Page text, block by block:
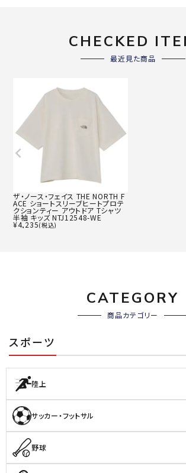
CHECKED
最近見た商品
ザ・ノース・フェイス THE NORTH F
ACE ショートスリーブヒートプロテ
クションティー アウトドア Tシャツ
半袖 キッズ NTJ12548-WE
¥4,235(税込)
CATEGORY
商品カテゴリー
スポーツ
陸上
サッカー・フットサル
野球